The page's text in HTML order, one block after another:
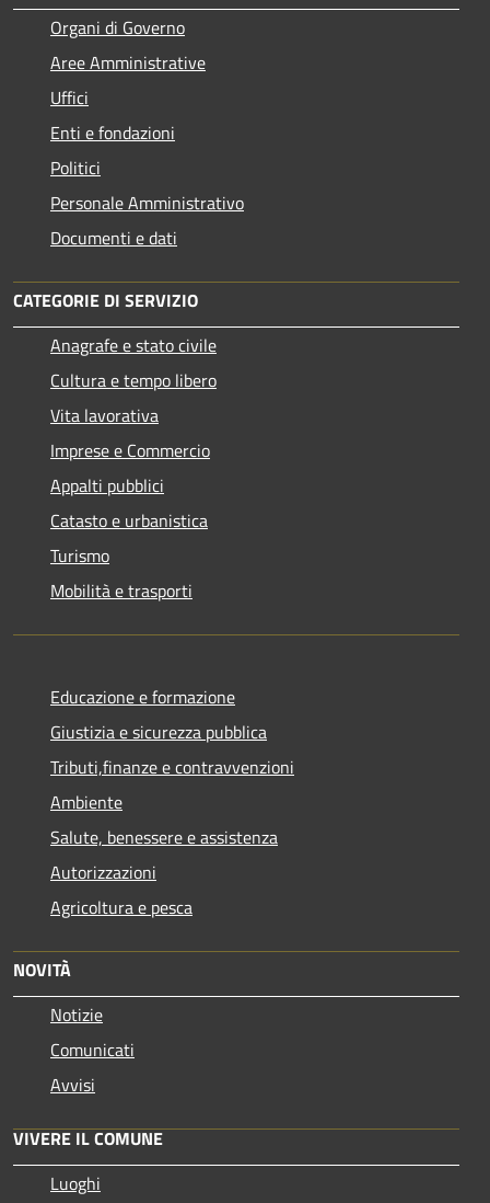
Organi di Governo
Aree Amministrative
Uffici
Enti e fondazioni
Politici
Personale Amministrativo
Documenti e dati
CATEGORIE DI SERVIZIO
Anagrafe e stato civile
Cultura e tempo libero
Vita lavorativa
Imprese e Commercio
Appalti pubblici
Catasto e urbanistica
Turismo
Mobilità e trasporti
Educazione e formazione
Giustizia e sicurezza pubblica
Tributi,finanze e contravvenzioni
Ambiente
Salute, benessere e assistenza
Autorizzazioni
Agricoltura e pesca
NOVITÀ
Notizie
Comunicati
Avvisi
VIVERE IL COMUNE
Luoghi